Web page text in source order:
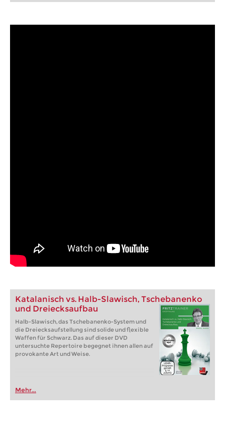
individueller als je zuvor.
Katalanisch vs. Halb-Slawisch, Tschebanenko
und Dreiecksaufbau
Halb-Slawisch, das Tschebanenko-System und
die Dreiecksaufstellung sind solide und flexible
Waffen für Schwarz. Das auf dieser DVD
untersuchte Repertoire begegnet ihnen allen auf
provokante Art und Weise.
Mehr...